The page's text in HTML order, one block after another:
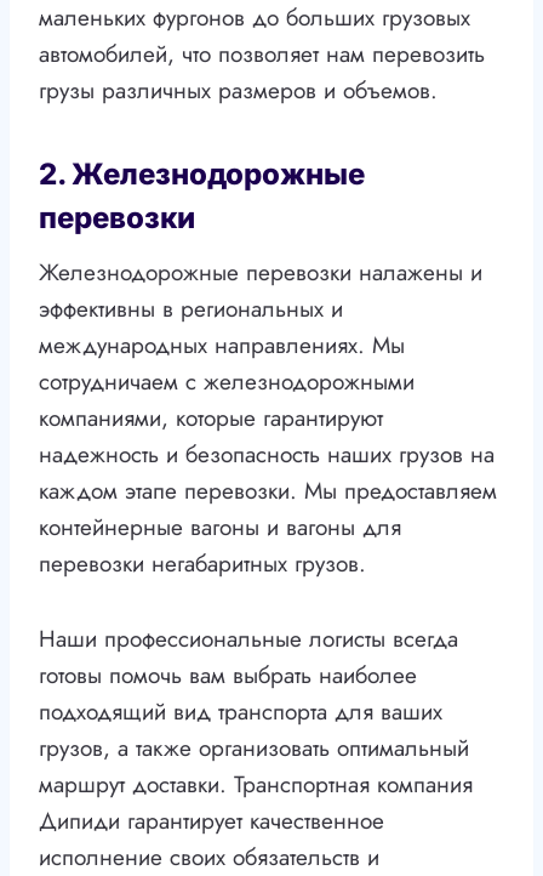
маленьких фургонов до больших грузовых
автомобилей, что позволяет нам перевозить
грузы различных размеров и объемов.
2. Железнодорожные
перевозки
Железнодорожные перевозки налажены и
эффективны в региональных и
международных направлениях. Мы
сотрудничаем с железнодорожными
компаниями, которые гарантируют
надежность и безопасность наших грузов на
каждом этапе перевозки. Мы предоставляем
контейнерные вагоны и вагоны для
перевозки негабаритных грузов.
Наши профессиональные логисты всегда
готовы помочь вам выбрать наиболее
подходящий вид транспорта для ваших
грузов, а также организовать оптимальный
маршрут доставки. Транспортная компания
Дипиди гарантирует качественное
исполнение своих обязательств и